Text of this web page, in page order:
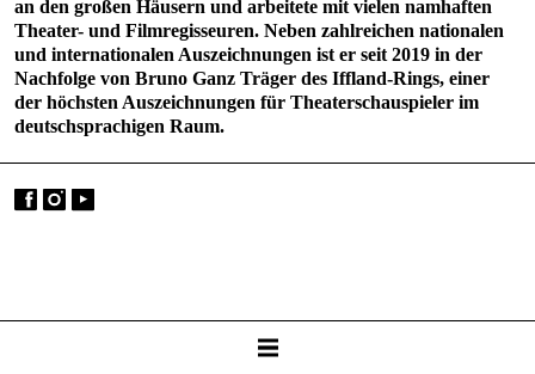
an den großen Häusern und arbeitete mit vielen namhaften
Theater- und Filmregisseuren. Neben zahlreichen nationalen
und internationalen Auszeichnungen ist er seit 2019 in der
Nachfolge von Bruno Ganz Träger des Iffland-Rings, einer
der höchsten Auszeichnungen für Theaterschauspieler im
deutsch­sprachigen Raum.